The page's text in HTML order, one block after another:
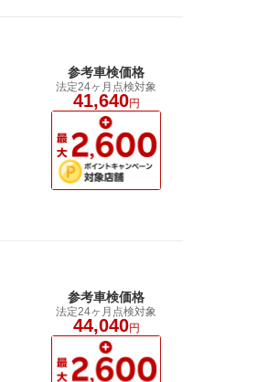
参考車検価格
法定24ヶ月点検対象
41,640円
参考車検価格
法定24ヶ月点検対象
44,040円